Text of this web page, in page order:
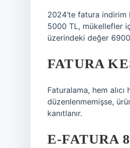
2024’te fatura indirim
5000 TL, mükellefler
üzerindeki değer 6900
FATURA
Faturalama, hem
düzenlenmemişse,
kanıtlanır.
E-FATURA